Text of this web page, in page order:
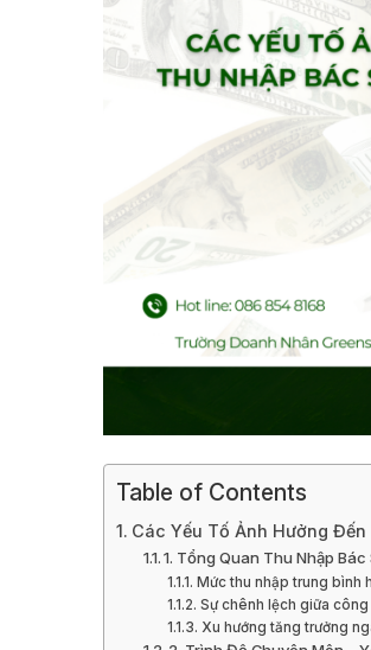
Table of Contents
Các Yếu Tố Ảnh Hưởng
1. Tổng Quan Thu Nhập
Mức thu nhập trung bình
Sự chênh lệch giữa công
Xu hướng tăng trưởng